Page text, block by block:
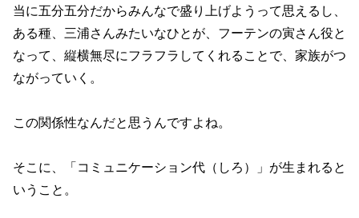
当に五分五分だからみんなで盛り上げようって思えるし、
ある種、三浦さんみたいなひとが、フーテンの寅さん役と
なって、縦横無尽にフラフラしてくれることで、家族がつ
ながっていく。
この関係性なんだと思うんですよね。
そこに、「コミュニケーション代（しろ）」が生まれると
いうこと。